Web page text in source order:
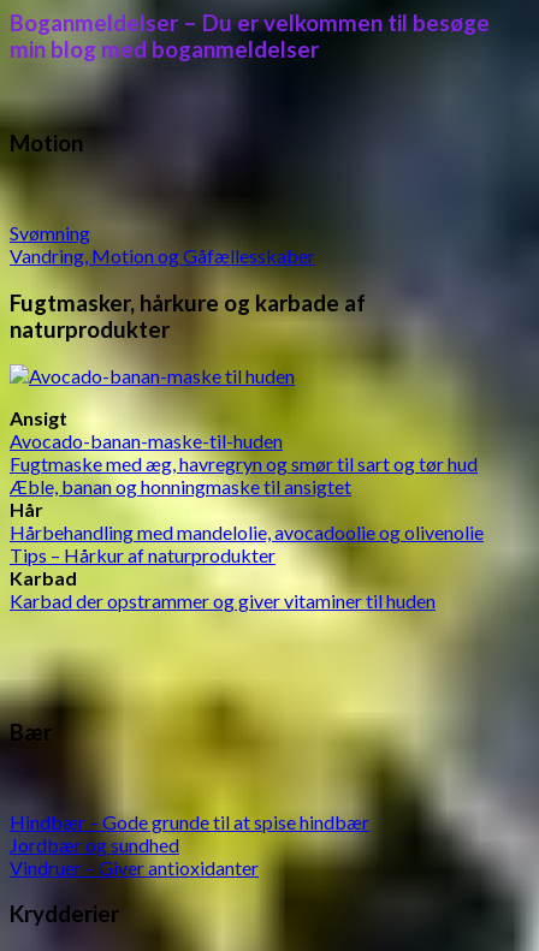
Boganmeldelser – Du er velkommen til besøge
min blog med boganmeldelser
Motion
Svømning
Vandring, Motion og Gåfællesskaber
Fugtmasker, hårkure og karbade af
naturprodukter
Ansigt
Avocado-banan-maske-til-huden
Fugtmaske med æg, havregryn og smør til sart og tør hud
Æble, banan og honningmaske til ansigtet
Hår
Hårbehandling med mandelolie, avocadoolie og olivenolie
Tips – Hårkur af naturprodukter
Karbad
Karbad der opstrammer og giver vitaminer til huden
Bær
Hindbær – Gode grunde til at spise hindbær
Jordbær og sundhed
Vindruer – Giver antioxidanter
Krydderier